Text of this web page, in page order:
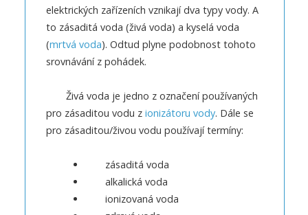
elektrických zařízeních vznikají dva typy vody. A
to zásaditá voda (živá voda) a kyselá voda
(mrtvá voda). Odtud plyne podobnost tohoto
srovnávání z pohádek.
Živá voda je jedno z označení používaných
pro zásaditou vodu z ionizátoru vody. Dále se
pro zásaditou/živou vodu používají termíny:
zásaditá voda
alkalická voda
ionizovaná voda